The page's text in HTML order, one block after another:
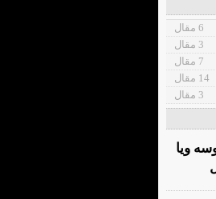
6 مقال
3 مقال
7 مقال
14 مقال
3 مقال
ويا